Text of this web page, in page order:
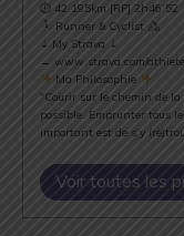
⏱ 42.195km [RP] 2h46’52
Runner & Cyclist
⇣ My Strava ⇣
→ www.strava.com/
Ma Philosophie
"Courir sur le chemin de
possible. Emprunter tous
important est de s’y
Voir toutes les